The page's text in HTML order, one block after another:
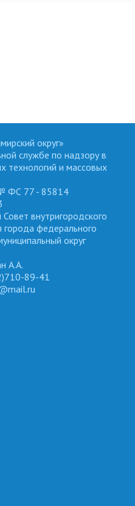
округ»
службе по надзору в
технологий и массовых
ФС 77 - 85814
внутригородского
города федерального
округ
А.А.
89-41